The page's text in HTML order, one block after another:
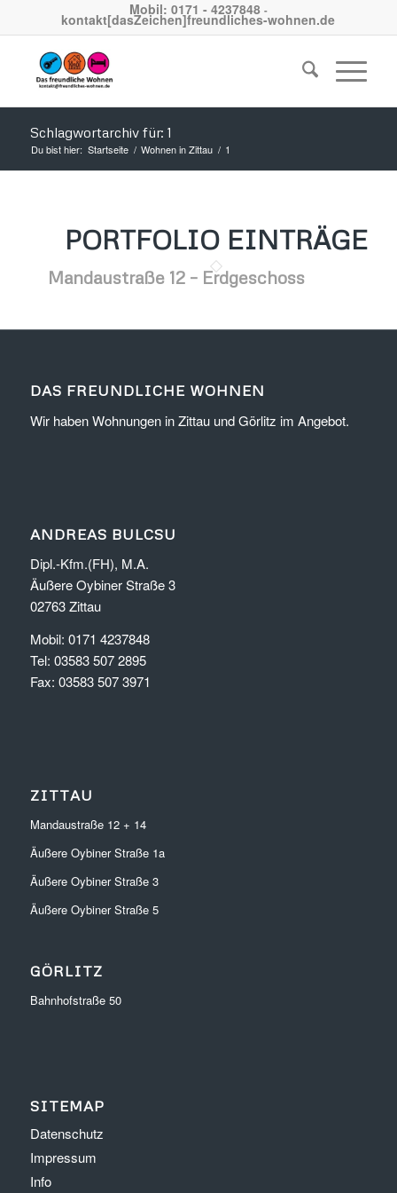
Mobil: 0171 - 4237848 -
kontakt[dasZeichen]freundliches-wohnen.de
Schlagwortarchiv für: 1
Du bist hier: Startseite / Wohnen in Zittau / 1
PORTFOLIO EINTRÄGE
Mandaustraße 12 – Erdgeschoss
DAS FREUNDLICHE WOHNEN
Wir haben Wohnungen in Zittau und Görlitz im Angebot.
ANDREAS BULCSU
Dipl.-Kfm.(FH), M.A.
Äußere Oybiner Straße 3
02763 Zittau
Mobil: 0171 4237848
Tel: 03583 507 2895
Fax: 03583 507 3971
ZITTAU
Mandaustraße 12 + 14
Äußere Oybiner Straße 1a
Äußere Oybiner Straße 3
Äußere Oybiner Straße 5
GÖRLITZ
Bahnhofstraße 50
SITEMAP
Datenschutz
Impressum
Info